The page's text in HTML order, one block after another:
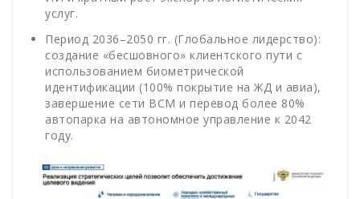
услуг.
Период 2036–2050 гг. (Глобальное лидерство):
создание «бесшовного» клиентского пути с
использованием биометрической
идентификации (100% покрытие на ЖД и авиа),
завершение сети ВСМ и перевод более 80%
автопарка на автономное управление к 2042
году.